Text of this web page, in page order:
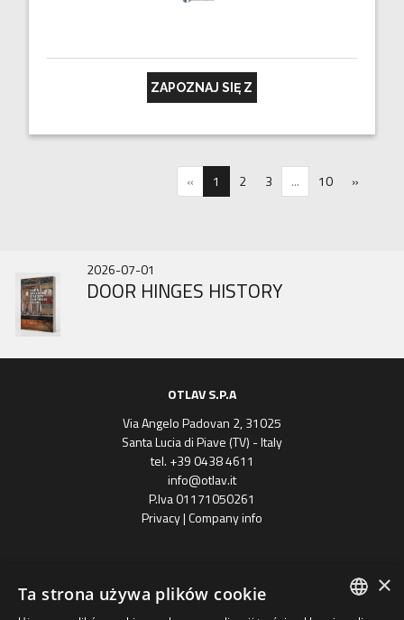
ZAPOZNAJ SIĘ Z
« 1 2 3 ... 10 »
2026-07-01
DOOR HINGES HISTORY
2025-10-31
IN343 BRAND NEW
2025-06-30
GOBI MARCH
OTLAV S.P.A
Via Angelo Padovan 2, 31025
Santa Lucia di Piave (TV) - Italy
tel. +39 0438 4611
info@otlav.it
P.Iva 01171050261
Privacy|Company info
×
Ta strona używa plików cookie